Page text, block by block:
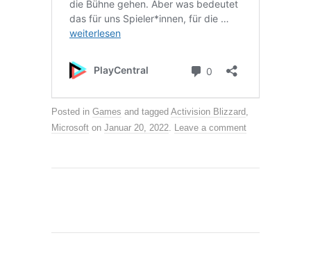
Posted in Games and tagged Activision Blizzard,
Microsoft on Januar 20, 2022. Leave a comment